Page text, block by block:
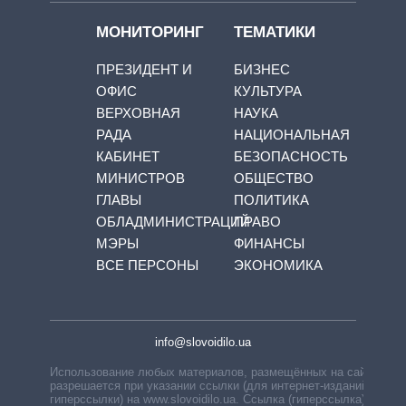
МОНИТОРИНГ
ПРЕЗИДЕНТ И
ОФИС
ВЕРХОВНАЯ
РАДА
КАБИНЕТ
МИНИСТРОВ
ГЛАВЫ
ОБЛАДМИНИСТРАЦИЙ
МЭРЫ
ВСЕ ПЕРСОНЫ
ТЕМАТИКИ
БИЗНЕС
КУЛЬТУРА
НАУКА
НАЦИОНАЛЬНАЯ
БЕЗОПАСНОСТЬ
ОБЩЕСТВО
ПОЛИТИКА
ПРАВО
ФИНАНСЫ
ЭКОНОМИКА
info@slovoidilo.ua
Использование любых материалов, размещённых на сайте,
разрешается при указании ссылки (для интернет-изданий —
гиперссылки) на www.slovoidilo.ua. Ссылка (гиперссылка)